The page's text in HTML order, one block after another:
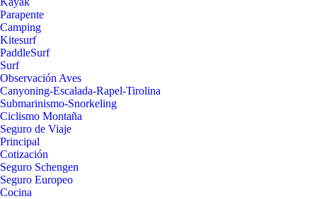
Parapente
Camping
Kitesurf
PaddleSurf
Surf
Observación Aves
Canyoning-Escalada-Rapel-Tirolina
Submarinismo-Snorkeling
Ciclismo Montaña
Seguro de Viaje
Principal
Cotización
Seguro Schengen
Seguro Europeo
Cocina